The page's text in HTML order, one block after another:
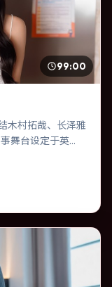
99:00
木村拓哉、长泽雅
舞台设定于英
与色彩高度服务